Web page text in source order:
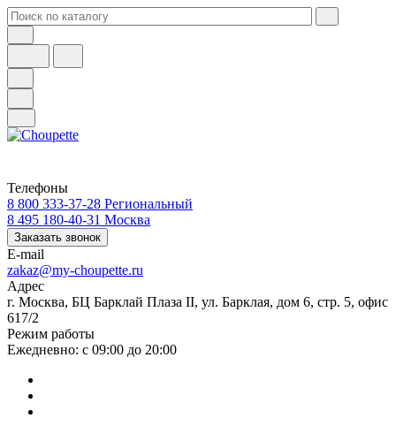
Телефоны
8 800 333-37-28 Региональный
8 495 180-40-31 Москва
Заказать звонок
E-mail
zakaz@my-choupette.ru
Адрес
г. Москва, БЦ Барклай Плаза II, ул. Барклая, дом 6, стр. 5, офис
617/2
Режим работы
Ежедневно: с 09:00 до 20:00